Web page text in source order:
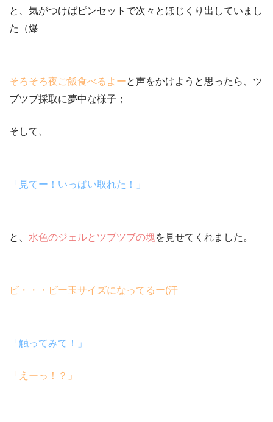
と、気がつけばピンセット で次々とほじくり出していまし
た（爆
そろそろ夜ご飯食べるよーと声をかけようと思ったら、ツ
ブツブ採取に夢中な様子；
そして、
「見てー！いっぱい取れた！」
と、 水色のジェルとツブツブの塊 を見せてくれました。
ビ・・・ビー玉サイズになってるー(汗
「触ってみて！」
「えーっ！？」